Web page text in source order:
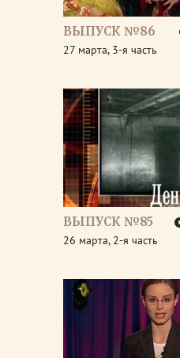
ВЫПУСК №86
27 марта, 3-я часть
ВЫПУСК №85
26 марта, 2-я часть